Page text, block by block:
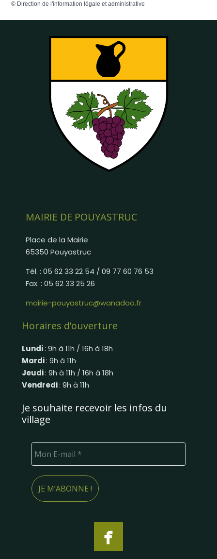
© Direction de l'information légale et administrative
MAIRIE DE POUYASTRUC
Place de la Mairie
65350 Pouyastruc
Tél. : 05 62 33 22 54 / 09 77 60 76 53
Fax. : 05 62 33 25 26
mairie-pouyastruc@wanadoo.fr
Horaires d’ouverture
Lundi: 9h à 11h / 16h à 18h
Mardi: 9h à 11h
Jeudi: 9h à 11h / 16h à 18h
Vendredi: 9h à 11h
Je souhaite recevoir les infos du
village